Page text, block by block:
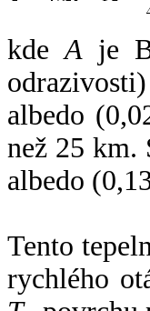
kdeA je
albedo
než 25 km.
albedo
Tento
rychlého